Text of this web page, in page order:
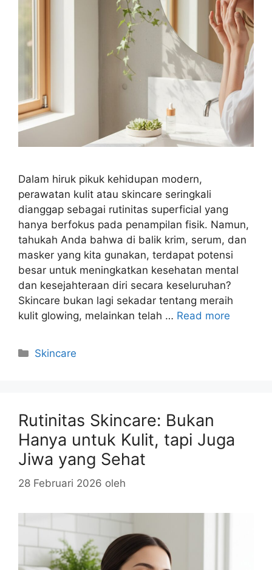
Dalam hiruk pikuk kehidupan modern,
perawatan kulit atau skincare seringkali
dianggap sebagai rutinitas superficial yang
hanya berfokus pada penampilan fisik. Namun,
tahukah Anda bahwa di balik krim, serum, dan
masker yang kita gunakan, terdapat potensi
besar untuk meningkatkan kesehatan mental
dan kesejahteraan diri secara keseluruhan?
Skincare bukan lagi sekadar tentang meraih
kulit glowing, melainkan telah … Read more
Kategori
Skincare
Rutinitas Skincare: Bukan
Hanya untuk Kulit, tapi Juga
Jiwa yang Sehat
28 Februari 2026 oleh